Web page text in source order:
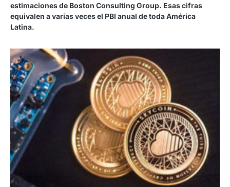
estimaciones de Boston Consulting Group. Esas cifras
equivalen a varias veces el PBI anual de toda América
Latina.